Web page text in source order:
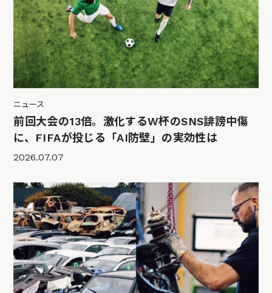
ニュース
前回大会の13倍。激化するW杯のSNS誹謗中傷
に、FIFAが投じる「AI防壁」の実効性は
2026.07.07